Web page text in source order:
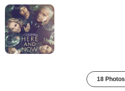
18 Photos